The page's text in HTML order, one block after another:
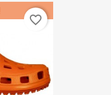
favorite_border